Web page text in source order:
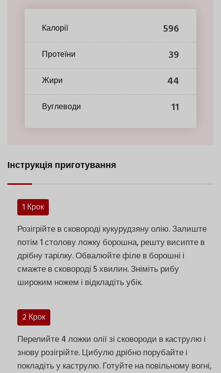
Калорії 596
Протеїни 39
Жири 44
Вуглеводи 11
Інструкція приготування
1 Крок
Розігрійте в сковороді кукурудзяну олію. Залиште
потім 1 столову ложку борошна, решту висипте в
дрібну тарілку. Обвалюйте філе в борошні і
смажте в сковороді 5 хвилин. Зніміть рибу
широким ножем і відкладіть убік.
2 Крок
Перелийте 4 ложки олії зі сковороди в каструлю і
знову розігрійте. Цибулю дрібно порубайте і
покладіть у каструлю. Готуйте на повільному вогні,